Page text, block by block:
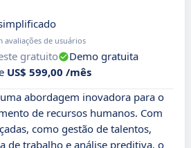
avaliações de usuários
gratuito
Demo gratuita
US$ 599,00 /mês
abordagem inovadora para o
de recursos humanos. Com
como gestão de talentos,
de trabalho e análise preditiva, o